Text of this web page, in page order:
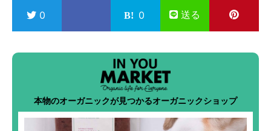
0 0 送る
本物のオーガニックが見つかるオーガニックショップ